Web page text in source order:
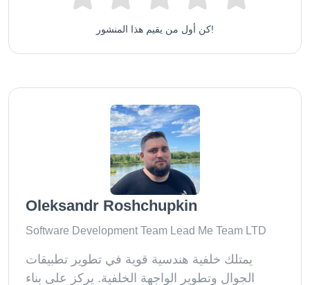
كن أول من يقيم هذا المنشور!
Oleksandr Roshchupkin
Software Development Team Lead Me Team LTD
يمتلك خلفية هندسية قوية في تطوير تطبيقات
الجوال وتطوير الواجهة الخلفية. يركز على بناء